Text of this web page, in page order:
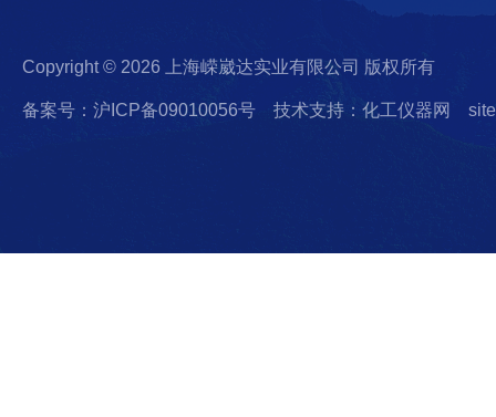
Copyright © 2026 上海嵘崴达实业有限公司 版权所有
备案号：沪ICP备09010056号 技术支持：化工仪器网